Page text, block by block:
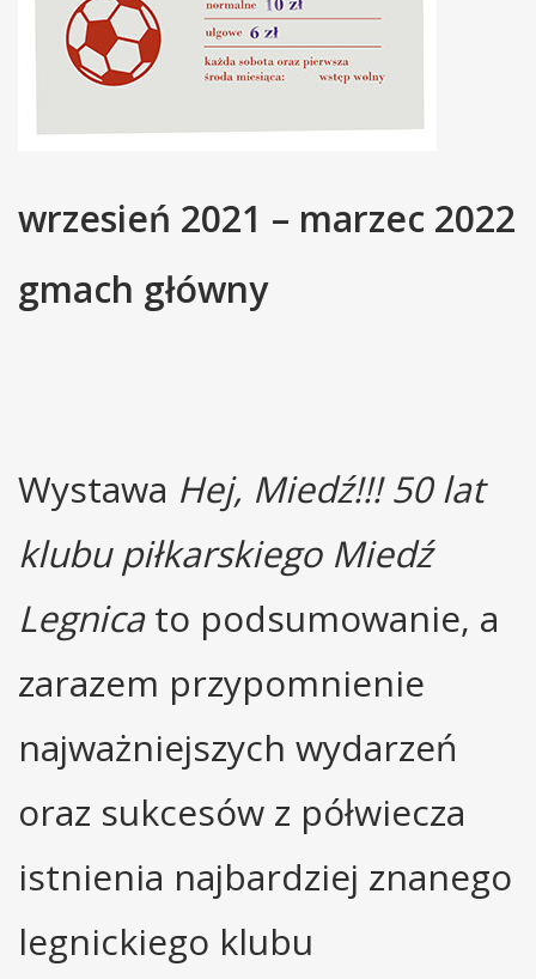
wrzesień 2021 – marzec 2022
gmach główny
Wystawa Hej, Miedź!!! 50 lat
klubu piłkarskiego Miedź
Legnicato podsumowanie, a
zarazem przypomnienie
najważniejszych wydarzeń
oraz sukcesów z półwiecza
istnienia najbardziej znanego
legnickiego klubu